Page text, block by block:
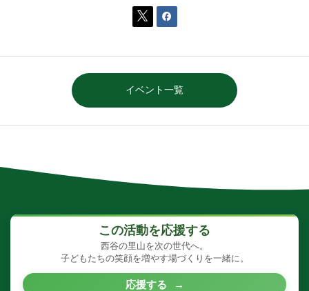
 
イベント一覧
この活動を応援する
西谷の里山を次の世代へ。
子どもたちの笑顔を増やす場づくりを一緒に。
応援する →